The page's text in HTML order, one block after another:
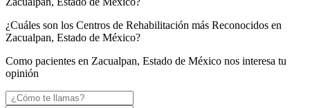
¿Cuáles son los Centros de Rehabilitación más Reconocidos en
Zacualpan, Estado de México?
Como pacientes en Zacualpan, Estado de México nos interesa tu
opinión